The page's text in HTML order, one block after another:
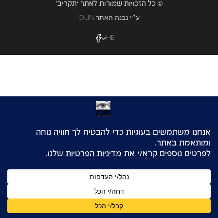
© כל הזכויות שמורות לאתר ‘תקריב’
OLIN ע״י נבנה האתר
HE